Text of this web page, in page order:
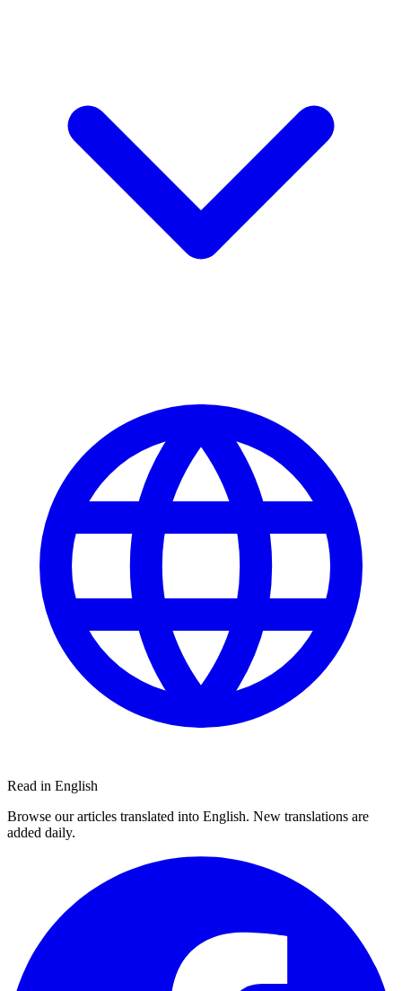
Read in English
Browse our articles translated into English. New translations are
added daily.